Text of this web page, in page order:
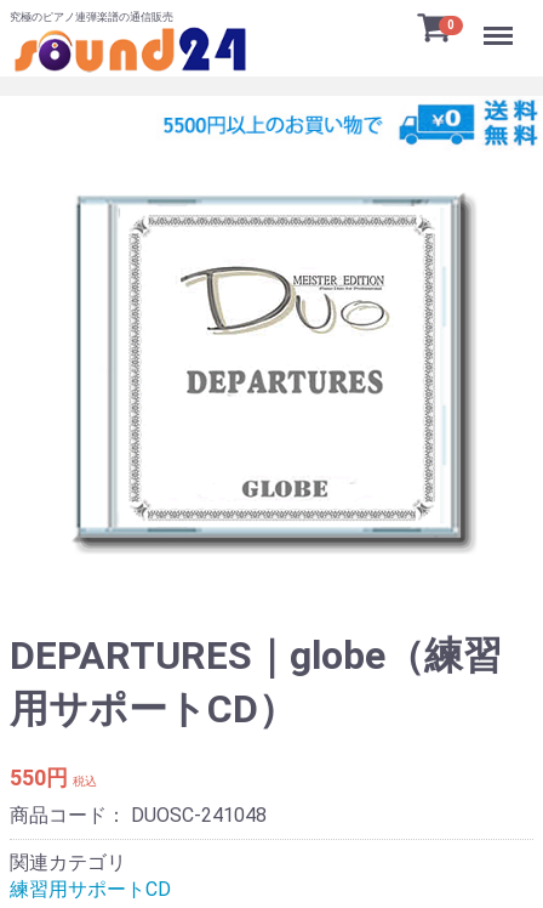
究極のピアノ連弾楽譜の通信販売
0 Menu
DEPARTURES｜globe（練習
用サポートCD）
550円 税込
商品コード： DUOSC-241048
関連カテゴリ
練習用サポートCD